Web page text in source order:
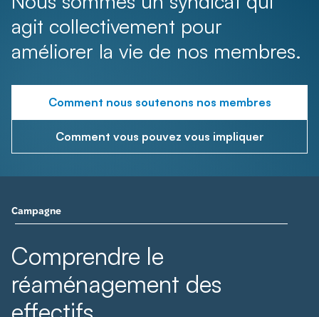
agit collectivement pour
améliorer la vie de nos membres.
Comment nous soutenons nos membres
Comment vous pouvez vous impliquer
Campagne
Comprendre le
réaménagement des